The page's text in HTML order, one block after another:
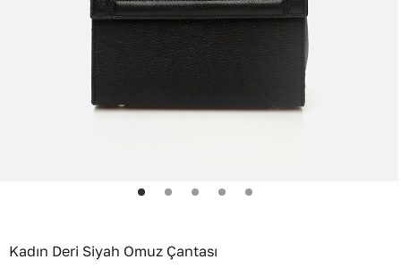
Kadın Deri Siyah Omuz Çantası